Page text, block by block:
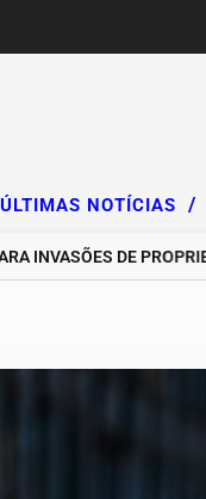
ÚLTIMAS NOTÍCIAS /
DE